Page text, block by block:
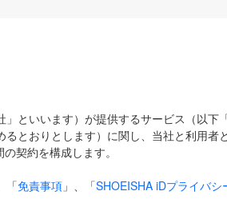
といいます）が提供するサービス（以下
とおりとします）に関し、当社と利用者
契約を構成します。
「免責事項 」、「SHOEISHA iDプライバシ